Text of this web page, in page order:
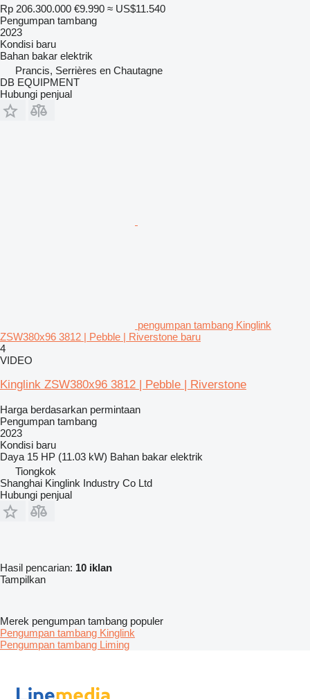
Rp 206.300.000 €9.990 ≈ US$11.540
Pengumpan tambang
2023
Kondisi baru
Bahan bakar elektrik
Prancis, Serrières en Chautagne
DB EQUIPMENT
Hubungi penjual
pengumpan tambang Kinglink
ZSW380x96 3812 | Pebble | Riverstone baru
4
VIDEO
Kinglink ZSW380x96 3812 | Pebble | Riverstone
Harga berdasarkan permintaan
Pengumpan tambang
2023
Kondisi baru
Daya 15 HP (11.03 kW) Bahan bakar elektrik
Tiongkok
Shanghai Kinglink Industry Co Ltd
Hubungi penjual
Hasil pencarian: 10 iklan
Tampilkan
Merek pengumpan tambang populer
Pengumpan tambang Kinglink
Pengumpan tambang Liming